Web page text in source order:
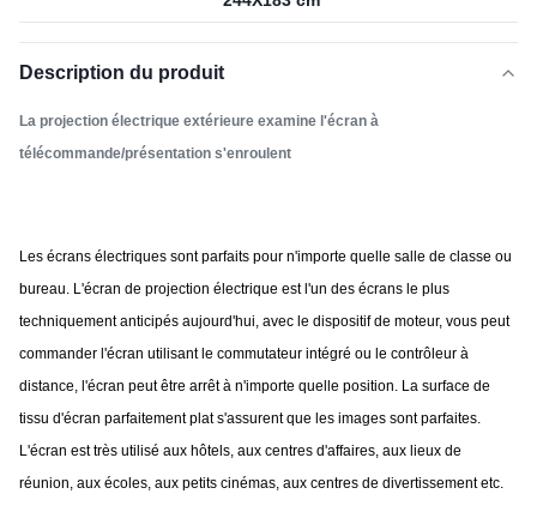
Description du produit
La projection électrique extérieure examine l'écran à
télécommande/présentation s'enroulent
Les écrans électriques sont parfaits pour n'importe quelle salle de classe ou
bureau. L'écran de projection électrique est l'un des écrans le plus
techniquement anticipés aujourd'hui, avec le dispositif de moteur, vous peut
commander l'écran utilisant le commutateur intégré ou le contrôleur à
distance, l'écran peut être arrêt à n'importe quelle position. La surface de
tissu d'écran parfaitement plat s'assurent que les images sont parfaites.
L'écran est très utilisé aux hôtels, aux centres d'affaires, aux lieux de
réunion, aux écoles, aux petits cinémas, aux centres de divertissement etc.